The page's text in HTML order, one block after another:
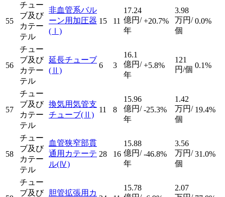
55
チュー
ブ及び
カテー
テル
非血管系バル
ーン用加圧器
(Ⅰ)
15 11
17.24
億円/
年
+20.7%
3.98
万円/
個
0.0%
56
チュー
ブ及び
カテー
テル
延長チューブ
(Ⅱ)
6 3
16.1
億円/
年
+5.8%
121
円/個 0.1%
57
チュー
ブ及び
カテー
テル
換気用気管支
チューブ(Ⅱ)
11 8
15.96
億円/
年
-25.3%
1.42
万円/
個
19.4%
58
チュー
ブ及び
カテー
テル
血管狭窄部貫
通用カテーテ
ル(Ⅳ)
28 16
15.88
億円/
年
-46.8%
3.56
万円/
個
31.0%
チュー
ブ及び
胆管拡張用カ
15.78
2.07